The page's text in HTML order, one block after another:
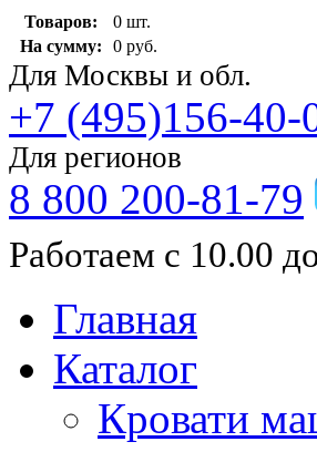
Товаров:
0 шт.
На сумму:
0 руб.
Для Москвы и обл.
+7 (495)156-40-
Для регионов
8 800 200-81-79
Работаем с 10.00
Главная
Каталог
Кровати